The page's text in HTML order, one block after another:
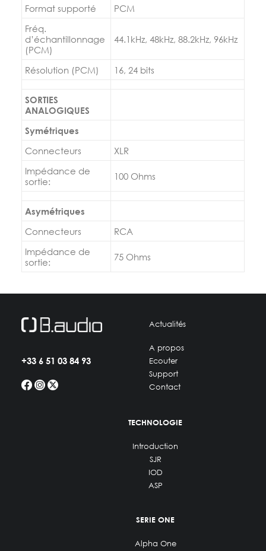
Format supporté
PCM
Fréq.
d’échantillonnage
(PCM)
44.1kHz, 48kHz, 88.2kHz, 96kHz
Résolution (PCM) 16, 24 bits
SORTIES
ANALOGIQUES
Symétriques
Connecteurs
XLR
Impédance de
sortie:
100 Ohms
Asymétriques
Connecteurs
RCA
Impédance de
sortie:
75 Ohms
+33 6 51 03 84 93
Actualités
A propos
Ecouter
Support
Contact
TECHNOLOGIE
Introduction
SJR
IOD
ASP
SERIE ONE
Alpha One